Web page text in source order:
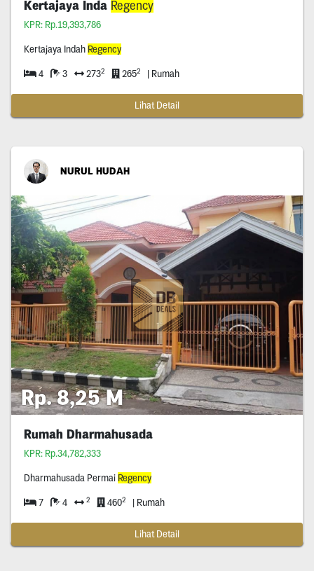
Kertajaya Inda Regency
KPR: Rp.19,393,786
Kertajaya Indah Regency
4 3 2732 2652 | Rumah
Lihat Detail
NURUL HUDAH
Rp. 8,25 M
Rumah Dharmahusada
KPR: Rp.34,782,333
Dharmahusada Permai Regency
7 4 2 4602 | Rumah
Lihat Detail